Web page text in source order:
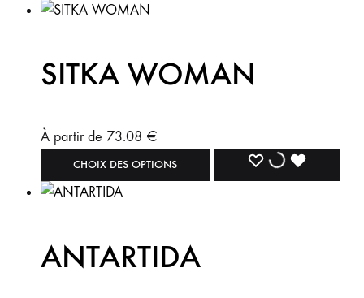
SITKA WOMAN
À partir de 73.08 €
CHOIX DES OPTIONS
ANTARTIDA